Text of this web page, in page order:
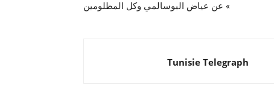
عن عياض البوسالمي وكل المظلومين «
Tunisie Telegraph